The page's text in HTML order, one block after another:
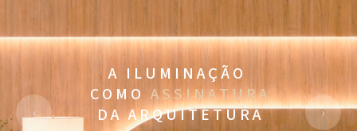
T r a j e t ó r i a
C o n t a t o
A I L U M I N A Ç Ã O
C O M OA S S I N A T U R A
D A A R Q U I T E T U R A
‹ ›